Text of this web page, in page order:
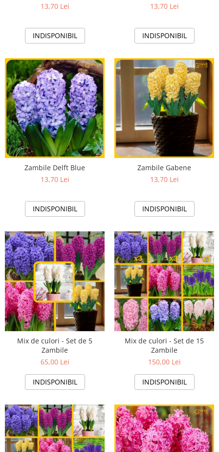
13,70 Lei
INDISPONIBIL
13,70 Lei
INDISPONIBIL
Zambile Delft Blue
13,70 Lei
INDISPONIBIL
Zambile Gabene
13,70 Lei
INDISPONIBIL
Mix de culori - Set de 5
Zambile
65,00 Lei
INDISPONIBIL
Mix de culori - Set de 15
Zambile
150,00 Lei
INDISPONIBIL